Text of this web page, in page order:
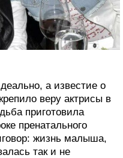
а известие о
веру актрисы в
приготовила
пренатального
жизнь малыша,
так и не